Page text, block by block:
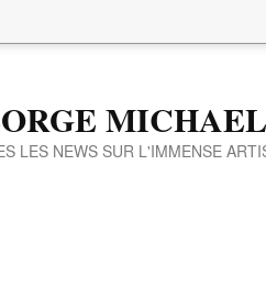
LES NEWS SUR L'IMMENSE